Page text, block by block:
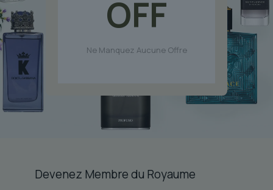
OFF
Ne Manquez Aucune Offre
Devenez Membre du Royaume